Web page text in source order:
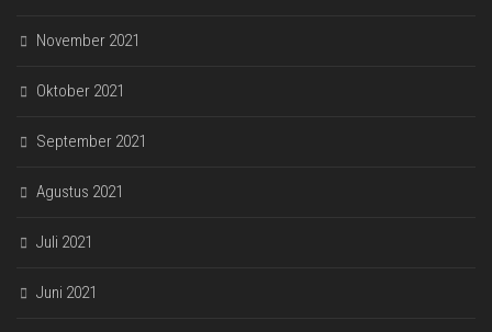
November 2021
Oktober 2021
September 2021
Agustus 2021
Juli 2021
Juni 2021